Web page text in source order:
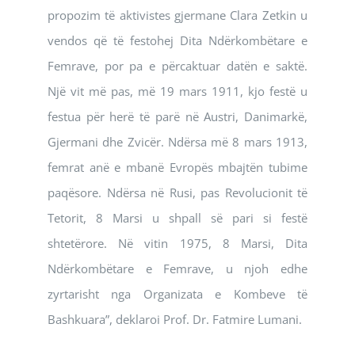
propozim të aktivistes gjermane Clara Zetkin u
vendos që të festohej Dita Ndërkombëtare e
Femrave, por pa e përcaktuar datën e saktë.
Një vit më pas, më 19 mars 1911, kjo festë u
festua për herë të parë në Austri, Danimarkë,
Gjermani dhe Zvicër. Ndërsa më 8 mars 1913,
femrat anë e mbanë Evropës mbajtën tubime
paqësore. Ndërsa në Rusi, pas Revolucionit të
Tetorit, 8 Marsi u shpall së pari si festë
shtetërore. Në vitin 1975, 8 Marsi, Dita
Ndërkombëtare e Femrave, u njoh edhe
zyrtarisht nga Organizata e Kombeve të
Bashkuara”, deklaroi Prof. Dr. Fatmire Lumani.